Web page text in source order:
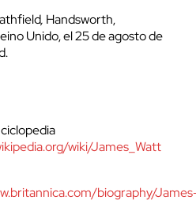
, Handsworth,
Unido, el 25 de agosto de
wiki/James_Watt
biography/